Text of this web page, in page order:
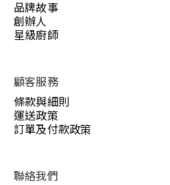
品牌故事
創辦人
星級廚師
顧客服務
條款與細則
運送政策
訂單及付款政策
聯絡我們